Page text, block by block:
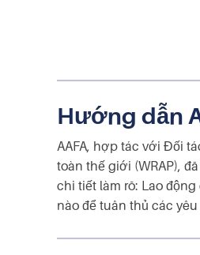
Hướng dẫn
AAFA, hợp tác với Đối
toàn thế giới (WRAP),
chi tiết làm rõ: Lao
nào để tuân thủ các